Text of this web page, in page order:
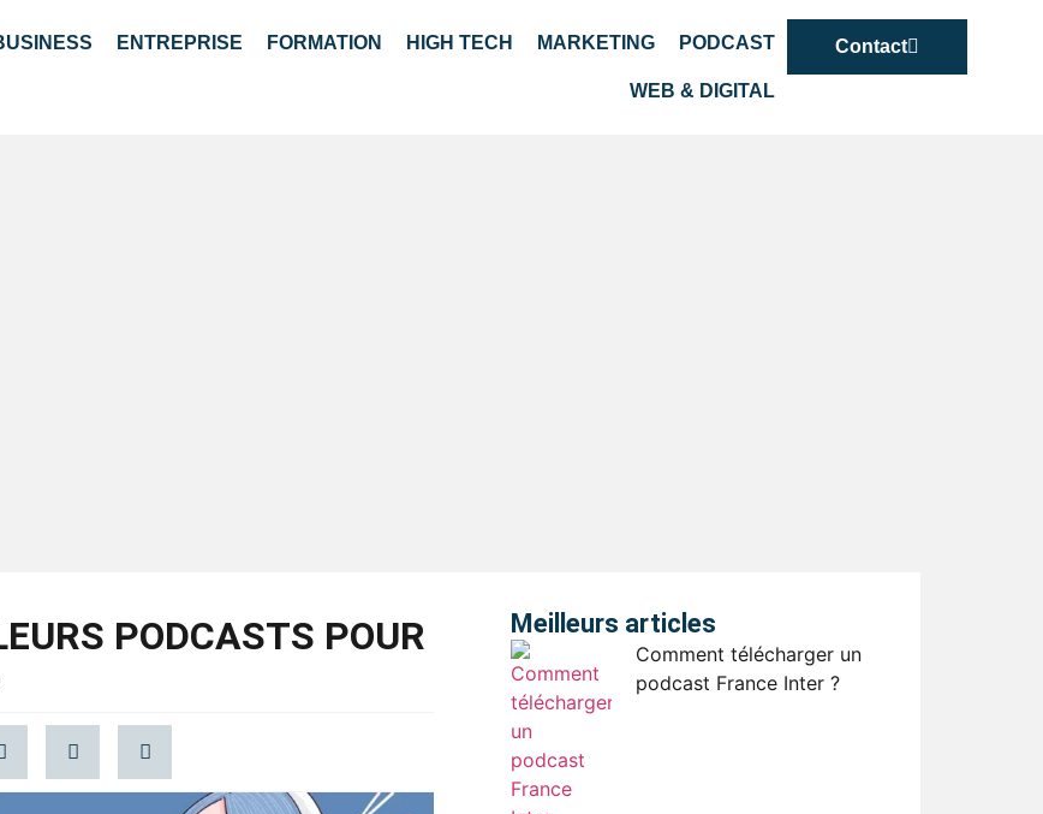
ENTREPRISE FORMATION HIGH TECH MARKETING PODCAST
WEB & DIGITAL
Contact
PODCASTS POUR
Meilleurs articles
Comment télécharger un
podcast France Inter ?